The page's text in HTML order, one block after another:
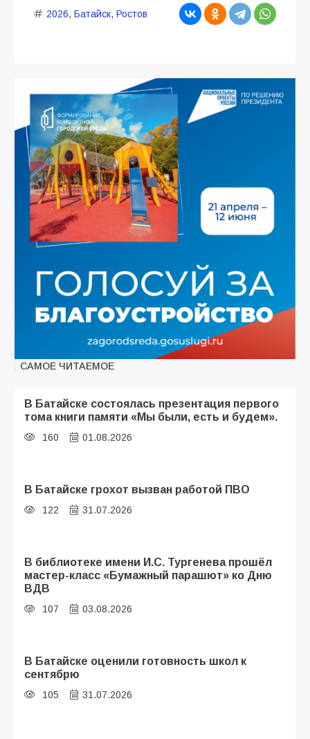
2026, Батайск, Ростов
САМОЕ ЧИТАЕМОЕ
В Батайске состоялась презентация первого
тома книги памяти «Мы были, есть и будем».
160 01.08.2026
В Батайске грохот вызван работой ПВО
122 31.07.2026
В библиотеке имени И.С. Тургенева прошёл
мастер-класс «Бумажный парашют» ко Дню
ВДВ
107 03.08.2026
В Батайске оценили готовность школ к
сентябрю
105 31.07.2026